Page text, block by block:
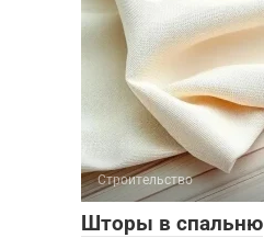
Строительство
Шторы в спальню